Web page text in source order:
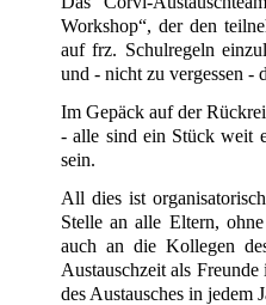
Workshop“, der den
auf frz. Schulregeln
und - nicht zu vergessen -
Im Gepäck auf der
- alle sind ein Stück weit
sein.
All dies ist
Stelle an alle Eltern,
auch an die Kollegen
Austauschzeit als
des Austausches in jedem